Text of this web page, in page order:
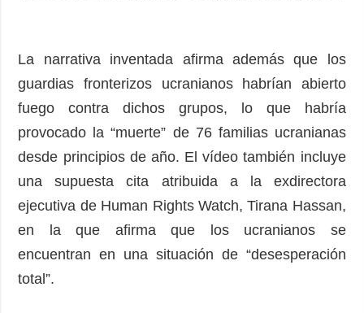
La narrativa inventada afirma además que los
guardias fronterizos ucranianos habrían abierto
fuego contra dichos grupos, lo que habría
provocado la “muerte” de 76 familias ucranianas
desde principios de año. El vídeo también incluye
una supuesta cita atribuida a la exdirectora
ejecutiva de Human Rights Watch, Tirana Hassan,
en la que afirma que los ucranianos se
encuentran en una situación de “desesperación
total”.